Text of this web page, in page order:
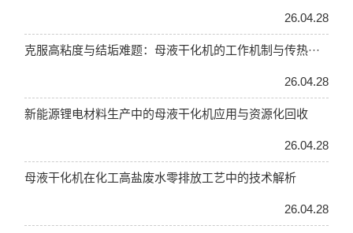
26.04.28
克服高粘度与结垢难题：母液干化机的工作机制与传热···
26.04.28
新能源锂电材料生产中的母液干化机应用与资源化回收
26.04.28
母液干化机在化工高盐废水零排放工艺中的技术解析
26.04.28